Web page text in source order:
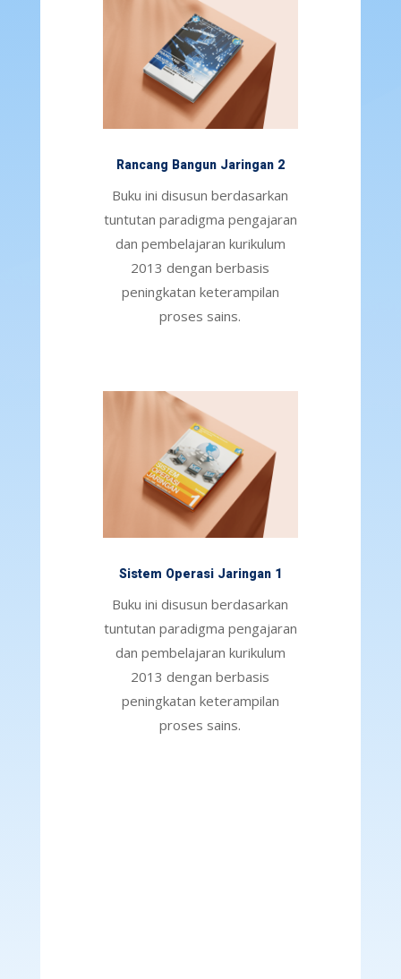
Rancang Bangun Jaringan 2
Buku ini disusun berdasarkan
tuntutan paradigma pengajaran
dan pembelajaran kurikulum
2013 dengan berbasis
peningkatan keterampilan
proses sains.
Sistem Operasi Jaringan 1
Buku ini disusun berdasarkan
tuntutan paradigma pengajaran
dan pembelajaran kurikulum
2013 dengan berbasis
peningkatan keterampilan
proses sains.